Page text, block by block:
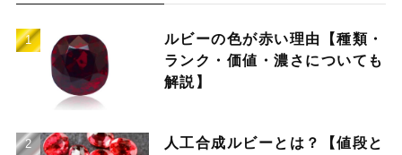
ルビーの色が赤い理由【種類・
ランク・価値・濃さについても
解説】
人工合成ルビーとは？【値段と